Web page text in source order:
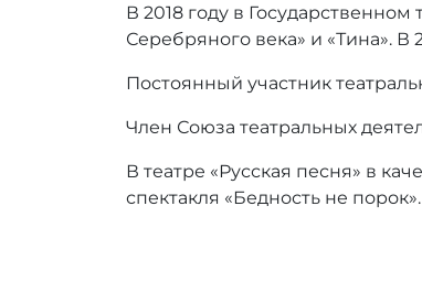
В 2018 году в
Серебряного века» и «Тина».
Постоянный участник
Член Союза театральных
В театре «Русская песня» в
спектакля «Бедность не порок».